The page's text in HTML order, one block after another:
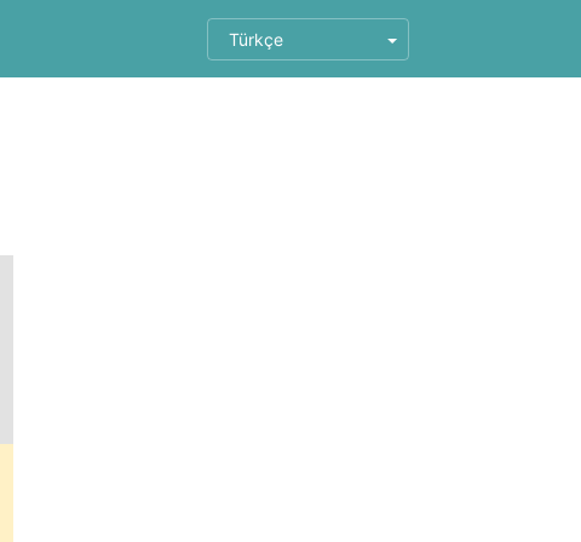
Türkçe